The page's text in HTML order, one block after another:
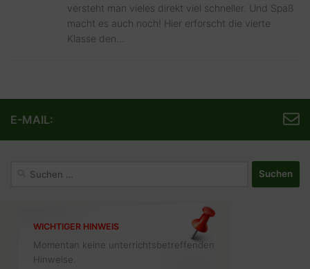
versteht man vieles direkt viel schneller. Und Spaß
macht es auch noch! Hier erforscht die vierte
Klasse den...
E-MAIL:
WICHTIGER HINWEIS
Momentan keine unterrichtsbetreffenden
Hinweise.